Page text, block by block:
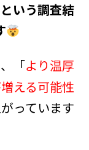
いう調査結
「より温厚
える可能性
っています